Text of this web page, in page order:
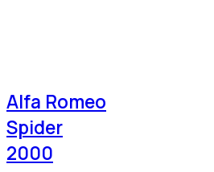
Alfa Romeo
Spider
2000